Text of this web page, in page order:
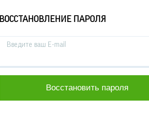
ВОССТАНОВЛЕНИЕ ПАРОЛЯ
Введите ваш E-mail